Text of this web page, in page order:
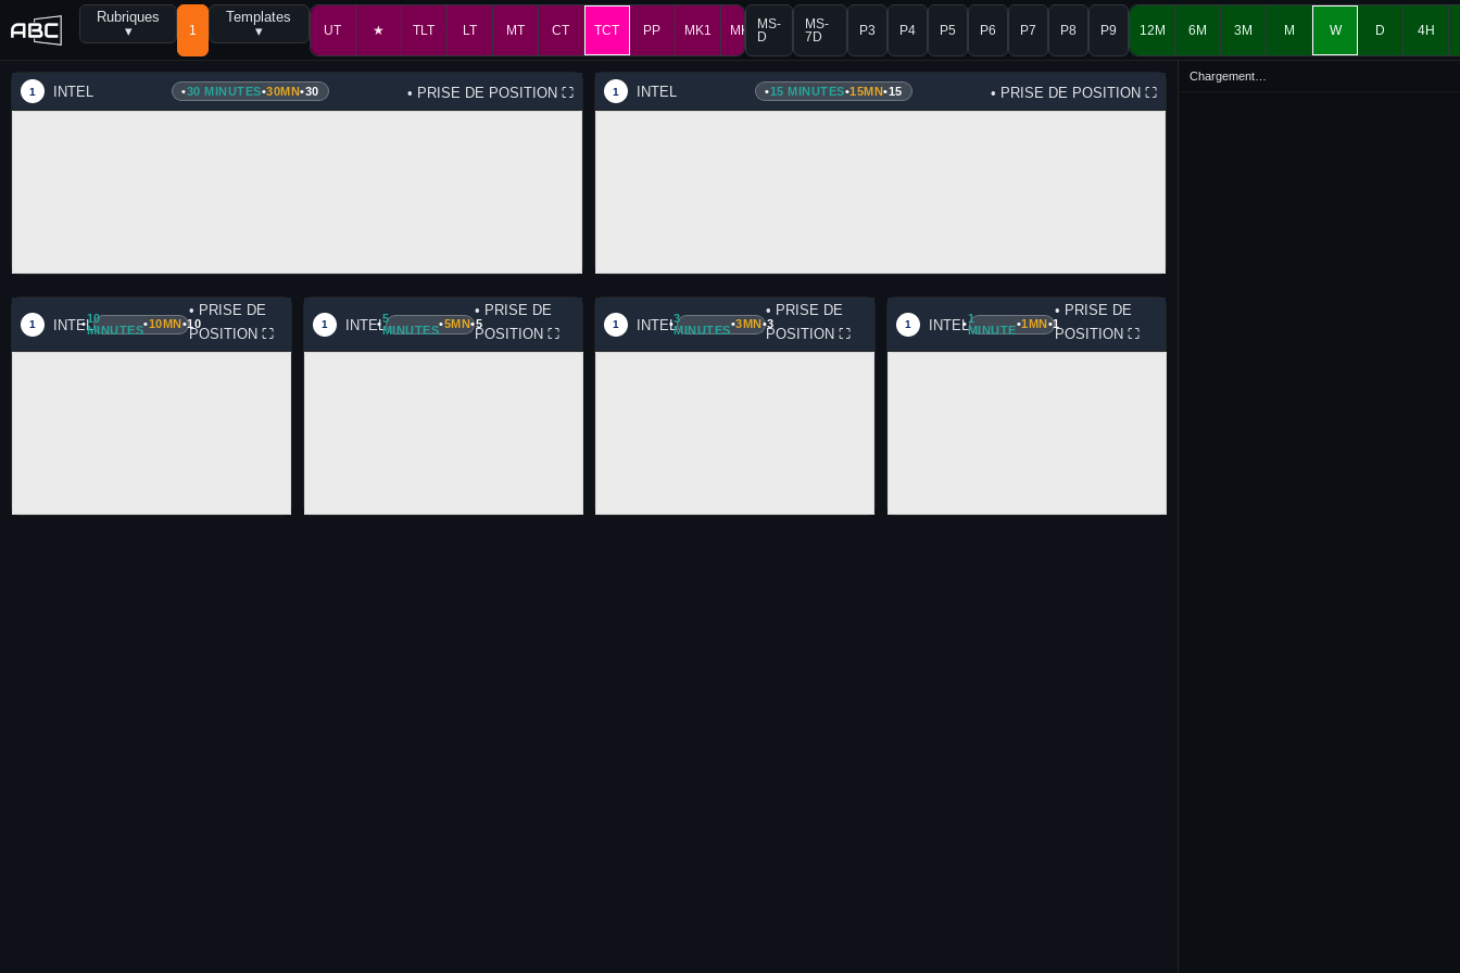
Rubriques
▾
1
Templates
▾
UT ★ TLT LT MT CT TCT PP MK1 MK2 MS-
D
MS-
7D
P3 P4 P5 P6 P7 P8 P9 12M 6M 3M M W D 4H
1 INTEL •30 MINUTES•30MN•30 • PRISE DE POSITION ⛶ 1 INTEL •15 MINUTES•15MN•15 • PRISE DE POSITION ⛶
1 INTEL
•10
MINUTES•10MN•10
• PRISE DE
POSITION⛶
1 INTEL
•5
MINUTES•5MN•5
• PRISE DE
POSITION ⛶
1 INTEL
•3
MINUTES•3MN•3
• PRISE DE
POSITION ⛶
1 INTEL
•1
MINUTE•1MN•1
• PRISE DE
POSITION ⛶
Chargement…